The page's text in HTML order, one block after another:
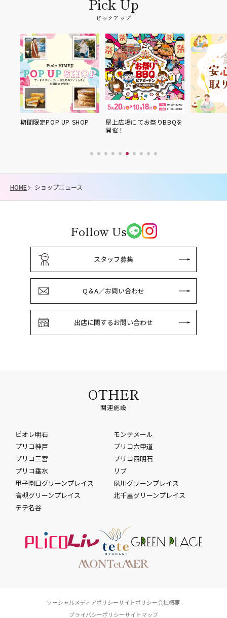
ピックアップ
限定POP UP SHOP
屋上広場にてお祭りBBQを
HOME ショップニュース
Follow Us
スタッフ募集
Q＆A／お問い合わせ
出店に関するお問い合わせ
OTHER
関連施設
ピオレ明石
モンテメール
プリコ神戸
プリコ六甲道
プリコ三宮
プリコ西明石
プリコ垂水
リブ
甲子園口グリーンプレイス
夙川グリーンプレイス
高槻グリーンプレイス
北千里グリーンプレイス
テテ名谷
ソーシャルメディアポリシーサイトポリシー会社概要
プライバシーポリシーサイトマップ